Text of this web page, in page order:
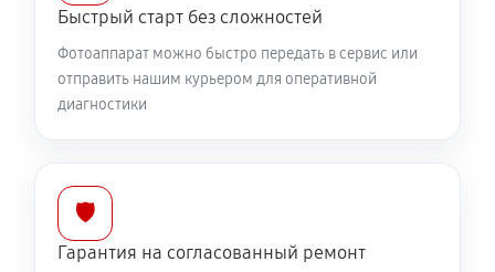
1100D
Быстрый старт без сложностей
Фотоаппарат можно быстро передать в сервис или
отправить нашим курьером для оперативной
диагностики
🛡️
Гарантия на согласованный ремонт